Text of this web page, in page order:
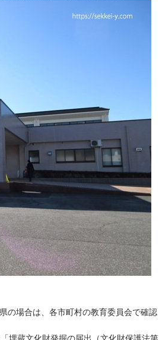
の場合は、各市町村の教育委員会で確認